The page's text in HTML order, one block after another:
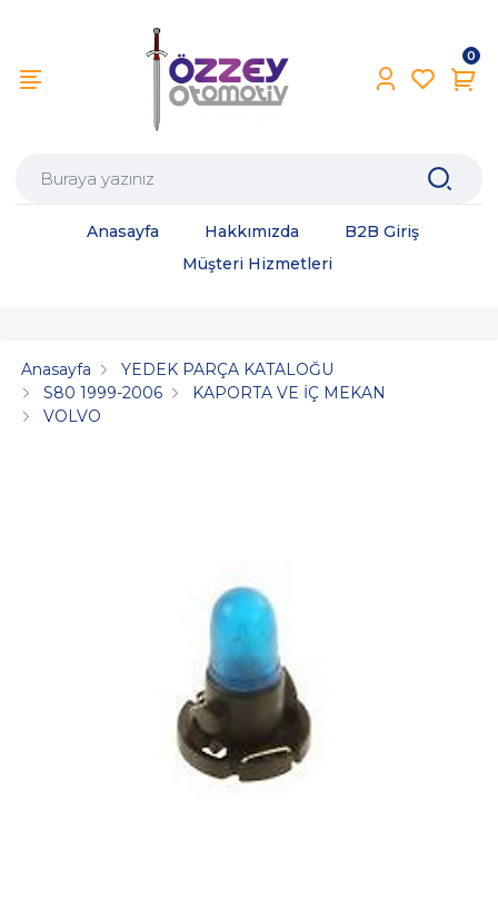
0
Anasayfa Hakkımızda
B2B Giriş
Müşteri Hizmetleri
Anasayfa
YEDEK PARÇA KATALOĞU
S80 1999-2006
KAPORTA VE İÇ MEKAN
VOLVO